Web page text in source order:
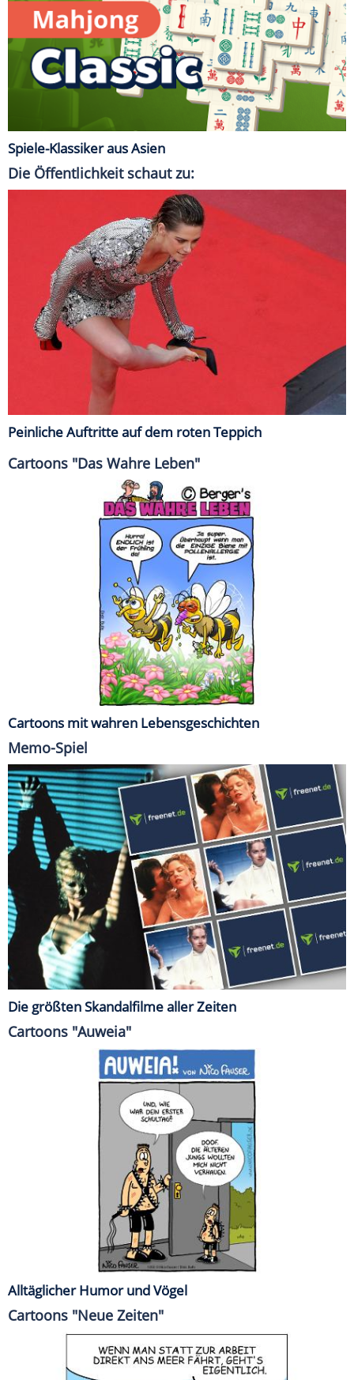
Spiele-Klassiker aus Asien
Die Öffentlichkeit schaut zu:
Peinliche Auftritte auf dem roten Teppich
Cartoons "Das Wahre Leben"
Cartoons mit wahren Lebensgeschichten
Memo-Spiel
Die größten Skandalfilme aller Zeiten
Cartoons "Auweia"
Alltäglicher Humor und Vögel
Cartoons "Neue Zeiten"